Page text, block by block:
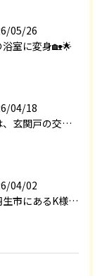
05/26
室に変身🏡🌟
04/18
今日は、玄関戸の交換工事をご紹介します🚪✨。
04/02
🏠✨羽生市にあるK様邸は、2008年に㈱エアロックで新築され...